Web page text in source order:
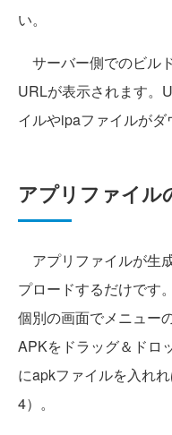
い。
サーバー側でのビル
URLが表示されます。
イルやipaファイルがダ
アプリファイル
アプリファイルが生
プロードするだけです
個別の画面でメニュー
APKをドラッグ＆ドロ
にapkファイルを入れ
4）。